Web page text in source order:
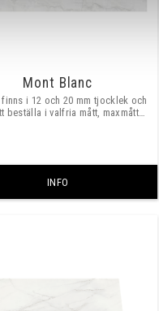
Mont Blanc
i 12 och 20 mm tjocklek och
beställa i valfria mått, maxmått
INFO